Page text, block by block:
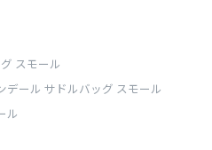
スモール
デール サドルバッグ スモール
ル